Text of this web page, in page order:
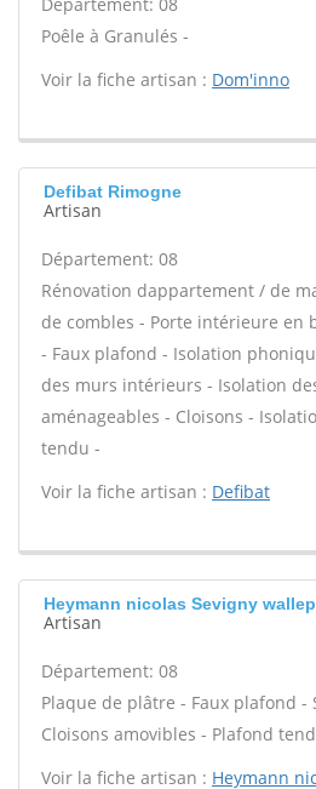
Poêle à Granulés -
Voir la fiche artisan : Dom'inno
Defibat Rimogne
Artisan
Département: 08
Rénovation dappartement / de
de combles - Porte intérieure en
- Faux plafond - Isolation
des murs intérieurs - Isolation
aménageables - Cloisons -
tendu -
Voir la fiche artisan : Defibat
Heymann nicolas Sevigny
Artisan
Département: 08
Plaque de plâtre - Faux plafond -
Cloisons amovibles - Plafond
Voir la fiche artisan : Heymann